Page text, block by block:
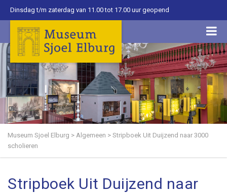
Dinsdag t/m zaterdag van 11.00 tot 17.00 uur geopend
Museum Sjoel Elburg > Algemeen > Stripboek Uit Duijzend naar 3000
scholieren
Stripboek Uit Duijzend naar